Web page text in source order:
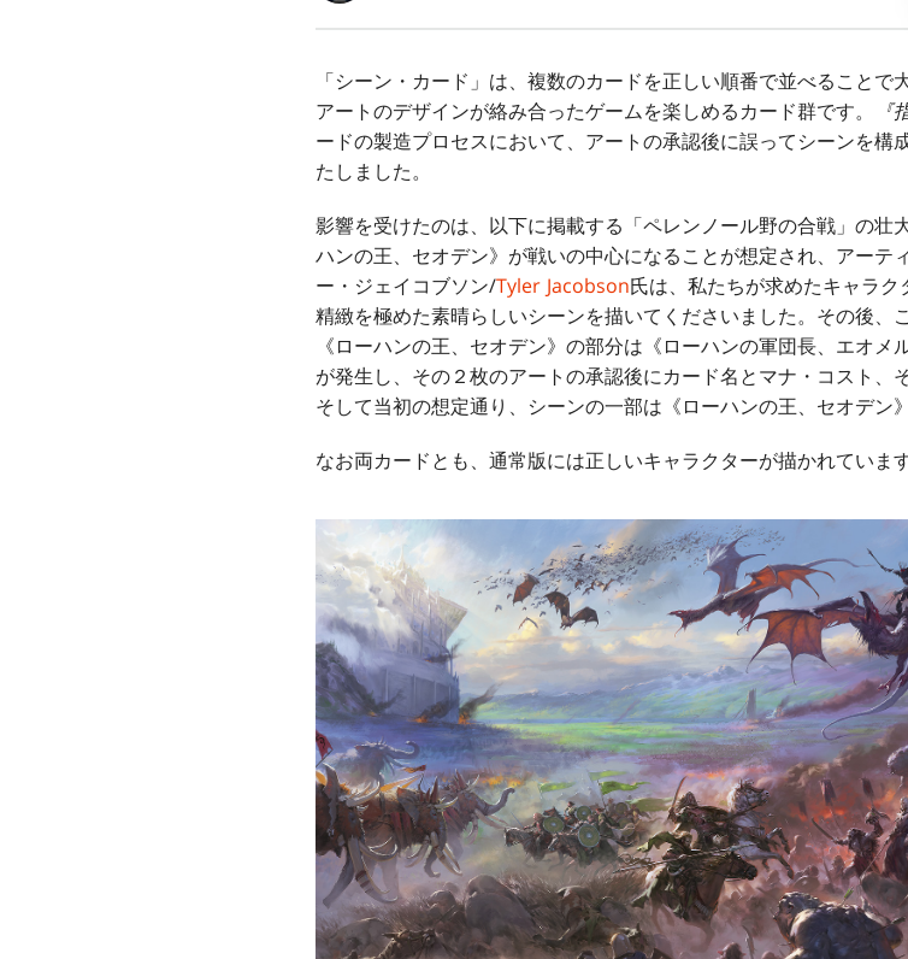
「シーン・カード」は、複数のカードを正しい順番で並べること
アートのデザインが絡み合ったゲームを楽しめるカード群です。
ードの製造プロセスにおいて、アートの承認後に誤ってシーンを構
たしました。
影響を受けたのは、以下に掲載する「ペレンノール野の合戦」の壮
ハンの王、セオデン》が戦いの中心になることが想定され、アーテ
ー・ジェイコブソン/Tyler Jacobson氏は、私たちが求めたキャラク
精緻を極めた素晴らしいシーンを描いてくださいました。その後、
《ローハンの王、セオデン》の部分は《ローハンの軍団長、エオ
が発生し、その２枚のアートの承認後にカード名とマナ・コスト、
そして当初の想定通り、シーンの一部は《ローハンの王、セオデン
なお両カードとも、通常版には正しいキャラクターが描かれています